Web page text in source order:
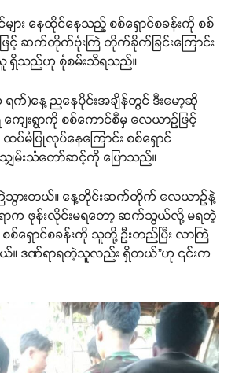
များ နေထိုင်နေသည့် စစ်ရှောင်စခန်းကို စစ်
င့် ဆက်တိုက်ဗုံးကြဲ တိုက်ခိုက်ခြင်းကြောင်း
ရှိသည်ဟု စုံစမ်းသိရသည်။
ရက်)နေ့ ညနေပိုင်းအချိန်တွင် ဒီးမော့ဆို
ျေးရွာကို စစ်ကောင်စီမှ လေယာဉ်ဖြင့်
ပ်မံပြုလုပ်နေကြောင်း စစ်ရှောင်
ျှမ်းသံတော်ဆင့်ကို ပြောသည်။
သွားတယ်။ နေ့တိုင်းဆက်တိုက် လေယာဉ်နဲ့
ာက ဖုန်းလိုင်းမရတော့ ဆက်သွယ်လို့ မရတဲ့
စ်ရှောင်စခန်းကို သူတို့ ဦးတည်ပြီး လာကြဲ
။ ဒဏ်ရာရတဲ့သူလည်း ရှိတယ်”ဟု ၎င်းက‌